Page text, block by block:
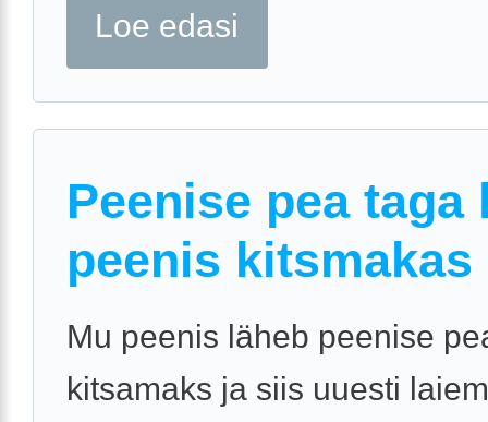
Loe edasi
Peenise pea taga
peenis kitsmakas
Mu peenis läheb peenise
kitsamaks ja siis uuesti